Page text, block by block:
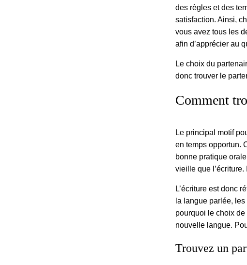
des règles et des
satisfaction. Ainsi,
vous avez tous les
afin d’apprécier au
Le choix du
donc trouver le
Comment
Le principal motif
en temps opportun.
bonne pratique
vieille que l’écriture.
L’écriture est donc
la langue parlée,
pourquoi le choix
nouvelle langue.
Trouvez un